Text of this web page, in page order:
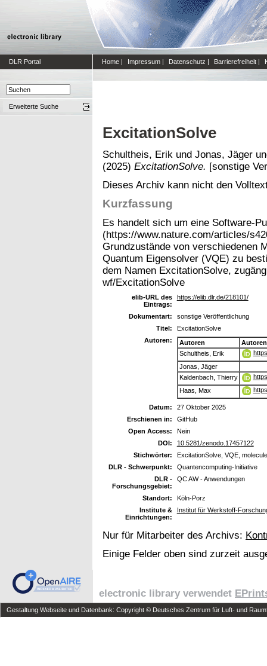
DLR Portal Home | Impressum | Datenschutz | Barrierefreiheit |
Erweiterte Suche
ExcitationSolve
Schultheis, Erik und Jonas, Jäger
(2025) ExcitationSolve. [sonstige
Dieses Archiv kann nicht den
Kurzfassung
Es handelt sich um eine Software-
(https://www.nature.com/articles/
Grundzustände von verschiedenen
Quantum Eigensolver (VQE) zu
dem Namen ExcitationSolve,
wf/ExcitationSolve
elib-URL des
Eintrags:
https://elib.dlr.de/218101/
Dokumentart:
sonstige Veröffentlichung
Titel:
ExcitationSolve
Autoren:
Autoren
Schultheis, Erik
Jonas, Jäger
Kaldenbach, Thierry
Haas, Max
Datum:
27 Oktober 2025
Erschienen in:
GitHub
Open Access:
Nein
DOI:
10.5281/zenodo.17457122
Stichwörter:
ExcitationSolve, VQE,
DLR - Schwerpunkt:
Quantencomputing-Initiative
DLR -
Forschungsgebiet:
QC AW - Anwendungen
Standort:
Köln-Porz
Institute &
Einrichtungen:
Institut für Werkstoff-
Nur für Mitarbeiter des Archivs:
Einige Felder oben sind zurzeit
electronic library verwendet
Gestaltung Webseite und Datenbank: Copyright © Deutsches Zentrum für Luft- und